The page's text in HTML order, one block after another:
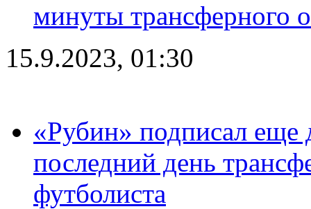
минуты трансферного
15.9.2023, 01:30
«Рубин» подписал еще
последний день
футболиста